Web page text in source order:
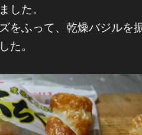
した。
をふって、乾燥バジルを
た。